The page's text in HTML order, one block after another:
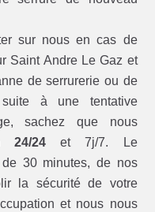
sur nous en cas de
Saint Andre Le Gaz et
de serrurerie ou de
à une tentative
sachez que nous
24/24 et 7j/7. Le
30 minutes, de nos
la sécurité de votre
et nous nous